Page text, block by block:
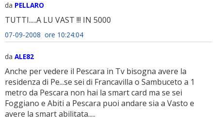
da PELLARO
TUTTI.....A LU VAST !!! IN 5000
07-09-2008 ore 10:24:04
da ALE82
Anche per vedere il Pescara in Tv bisogna avere la
residenza di Pe...se sei di Francavilla o Sambuceto a 1
metro da Pescara non hai la smart card ma se sei
Foggiano e Abiti a Pescara puoi andare sia a Vasto e
avere la smart abilitata.....